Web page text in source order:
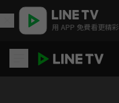
用 APP 免費看更精彩